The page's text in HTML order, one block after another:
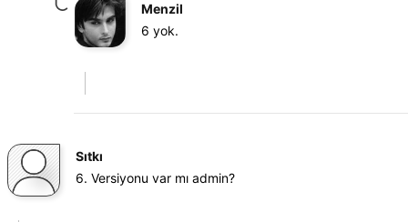
Menzil
6 yok.
Sıtkı
6. Versiyonu var mı admin?